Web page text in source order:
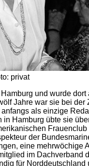
privat
und wurde dort
Jahre war sie bei der
als einzige
in Hamburg übte sie
der
eine mehrwöchige
im Dachverband
für Norddeutschland